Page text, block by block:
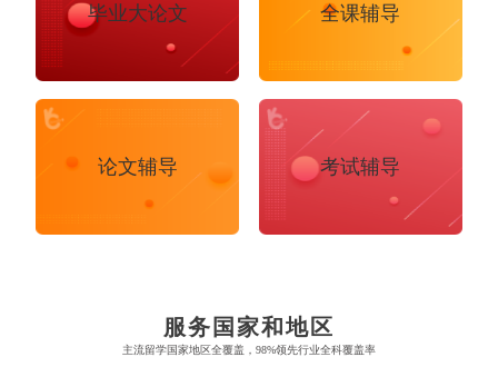
毕业大论文 全课辅导
论文辅导 考试辅导
服务国家和地区
主流留学国家地区全覆盖，98%领先行业全科覆盖率
新南威尔士大学
麻省理工学院 多伦多大学